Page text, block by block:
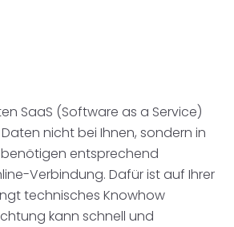
SaaS (Software as a Service)
nicht bei Ihnen, sondern in
entsprechend
Verbindung. Dafür ist auf Ihrer
technisches Knowhow
kann schnell und